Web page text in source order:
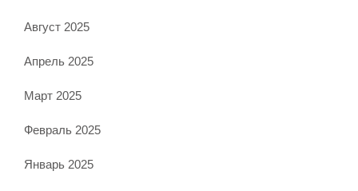
Август 2025
Апрель 2025
Март 2025
Февраль 2025
Январь 2025